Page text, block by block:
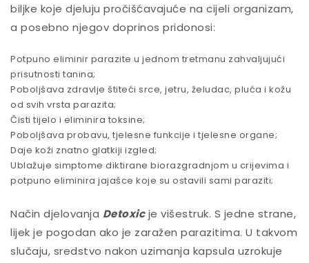
biljke koje djeluju pročišćavajuće na cijeli organizam,
a posebno njegov doprinos pridonosi:
Potpuno eliminir parazite u jednom tretmanu zahvaljujući
prisutnosti tanina;
Poboljšava zdravlje štiteći srce, jetru, želudac, pluća i kožu
od svih vrsta parazita;
Čisti tijelo i eliminira toksine;
Poboljšava probavu, tjelesne funkcije i tjelesne organe;
Daje koži znatno glatkiji izgled;
Ublažuje simptome diktirane biorazgradnjom u crijevima i
potpuno eliminira jajašce koje su ostavili sami paraziti;
Način djelovanja Detoxicje višestruk. S jedne strane,
lijek je pogodan ako je zaražen parazitima. U takvom
slučaju, sredstvo nakon uzimanja kapsula uzrokuje